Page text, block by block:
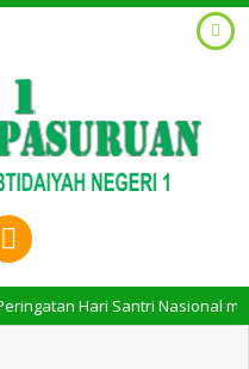
Nasional memiliki